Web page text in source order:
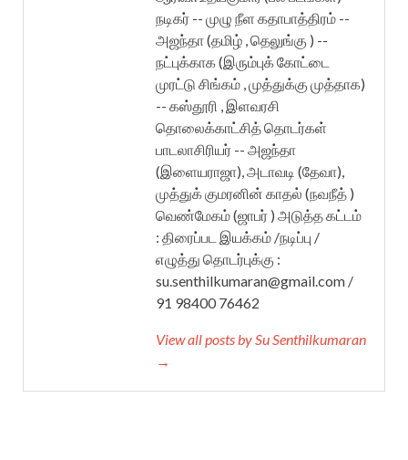
நடிகர் -- முழு நீள கதாபாத்திரம் --
அஜந்தா (தமிழ் , தெலுங்கு ) --
நட்புக்காக (இரும்புக் கோட்டை
முரட்டு சிங்கம் , முத்துக்கு முத்தாக)
-- கஸ்தூரி , இளவரசி
தொலைக்காட்சித் தொடர்கள்
பாடலாசிரியர் -- அஜந்தா
(இளையராஜா), அடாவடி (தேவா),
முத்துக் குமரனின் காதல் (நவநீத் )
வெண்மேகம் (ஜாபர் ) அடுத்த கட்டம்
: திரைப்பட இயக்கம் /நடிப்பு /
எழுத்து தொடர்புக்கு :
su.senthilkumaran@gmail.com /
91 98400 76462
View all posts by Su Senthilkumaran
→